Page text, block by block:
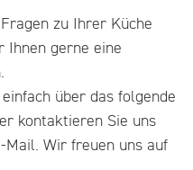
zu Ihrer Küche
Ihnen gerne eine
über das folgende
kontaktieren Sie uns
Wir freuen uns auf